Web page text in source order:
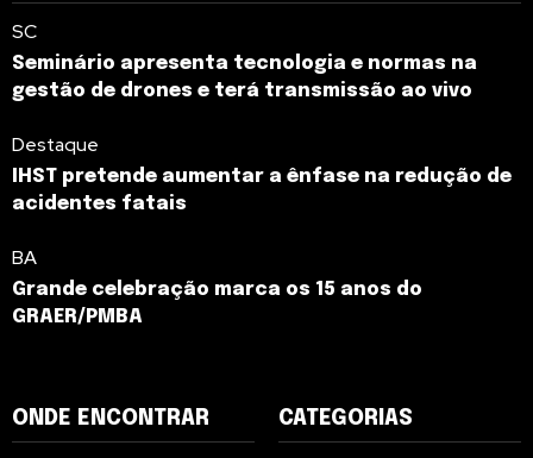
SC
Seminário apresenta tecnologia e normas na
gestão de drones e terá transmissão ao vivo
Destaque
IHST pretende aumentar a ênfase na redução de
acidentes fatais
BA
Grande celebração marca os 15 anos do
GRAER/PMBA
ONDE ENCONTRAR CATEGORIAS